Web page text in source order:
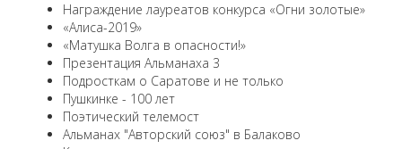
Награждение лауреатов конкурса «Огни золотые»
«Алиса-2019»
«Матушка Волга в опасности!»
Презентация Альманаха 3
Подросткам о Саратове и не только
Пушкинке - 100 лет
Поэтический телемост
Альманах "Авторский союз" в Балаково